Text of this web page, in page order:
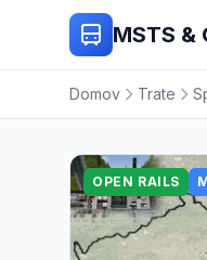
MSTS &
Domov Trate
OPEN RAILS